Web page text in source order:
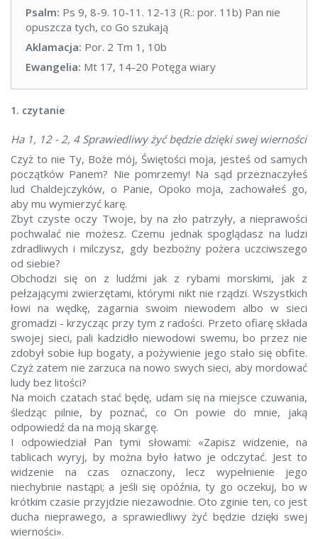
Psalm: Ps 9, 8-9. 10-11. 12-13 (R.: por. 11b) Pan nie
opuszcza tych, co Go szukają
Aklamacja: Por. 2 Tm 1, 10b
Ewangelia: Mt 17, 14-20 Potęga wiary
1. czytanie
Ha 1, 12 - 2, 4 Sprawiedliwy żyć będzie dzięki swej wierności
Czyż to nie Ty, Boże mój, Świętości moja, jesteś od samych
początków Panem? Nie pomrzemy! Na sąd przeznaczyłeś
lud Chaldejczyków, o Panie, Opoko moja, zachowałeś go,
aby mu wymierzyć karę.
Zbyt czyste oczy Twoje, by na zło patrzyły, a nieprawości
pochwalać nie możesz. Czemu jednak spoglądasz na ludzi
zdradliwych i milczysz, gdy bezbożny pożera uczciwszego
od siebie?
Obchodzi się on z ludźmi jak z rybami morskimi, jak z
pełzającymi zwierzętami, którymi nikt nie rządzi. Wszystkich
łowi na wędkę, zagarnia swoim niewodem albo w sieci
gromadzi - krzycząc przy tym z radości. Przeto ofiarę składa
swojej sieci, pali kadzidło niewodowi swemu, bo przez nie
zdobył sobie łup bogaty, a pożywienie jego stało się obfite.
Czyż zatem nie zarzuca na nowo swych sieci, aby mordować
ludy bez litości?
Na moich czatach stać będę, udam się na miejsce czuwania,
śledząc pilnie, by poznać, co On powie do mnie, jaką
odpowiedź da na moją skargę.
I odpowiedział Pan tymi słowami: «Zapisz widzenie, na
tablicach wyryj, by można było łatwo je odczytać. Jest to
widzenie na czas oznaczony, lecz wypełnienie jego
niechybnie nastąpi; a jeśli się opóźnia, ty go oczekuj, bo w
krótkim czasie przyjdzie niezawodnie. Oto zginie ten, co jest
ducha nieprawego, a sprawiedliwy żyć będzie dzięki swej
wierności».